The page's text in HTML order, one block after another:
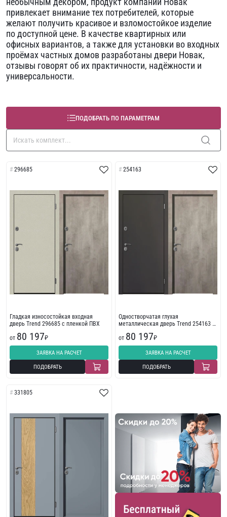
привлекает внимание тех потребителей, которые
желают получить красивое и взломостойкое изделие
по доступной цене. В качестве квартирных или
офисных вариантов, а также для установки во входных
проёмах частных домов разработаны двери Новак,
отзывы говорят об их практичности, надёжности и
универсальности.
ПОДОБРАТЬ ПО ПАРАМЕТРАМ
296685
Гладкая износостойкая входная
дверь Trend 296685 с пленкой ПВХ
от 80 197₽
ЗАЯВКА НА РАСЧЕТ
ПОДОБРАТЬ
254163
Одностворчатая глухая
металлическая дверь Trend 254163 с
от 80 197₽
ЗАЯВКА НА РАСЧЕТ
ПОДОБРАТЬ
331805